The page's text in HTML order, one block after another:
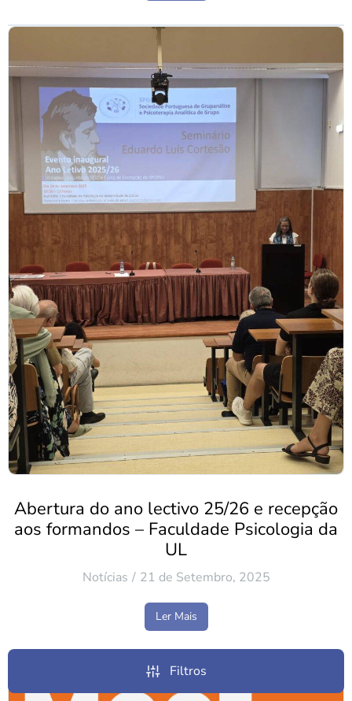
Abertura do ano lectivo 25/26 e recepção
aos formandos – Faculdade Psicologia da
UL
Notícias 21 de Setembro, 2025
Ler Mais
Filtros